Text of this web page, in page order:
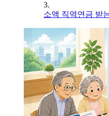
3.
소액 직역연금 받